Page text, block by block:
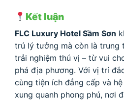
Kết luận
FLC Luxury Hotel Sầm Sơn
trú lý tưởng mà còn là trung
trải nghiệm thú vị – từ vui
phá địa phương. Với vị trí
cùng tiện ích đẳng cấp và
xung quanh phong phú, nơi